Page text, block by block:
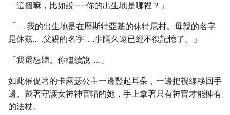
「這個嘛，比如說——你的出生地是哪裡？」
「……我的出生地是在歷斯特亞基的休特尼村。母親的名字
是休茲……父親的名字……事隔久遠已經不復記憶了。」
「我還想聽。你繼續說……」
如此催促著的卡露瑟公主一邊豎起耳朵，一邊把視線移回手
邊。戴著守護女神神官帽的她，手上拿著只有神官才能擁有
的法杖。